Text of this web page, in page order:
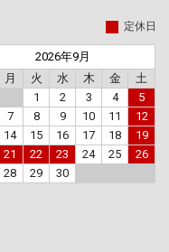
定休日
2026年9月
月 火 水 木 金
土
1
2 3 4
5
7 8 9 10 11
12
14 15 16 17 18
19
21 22 23 24 25
26
28 29 30